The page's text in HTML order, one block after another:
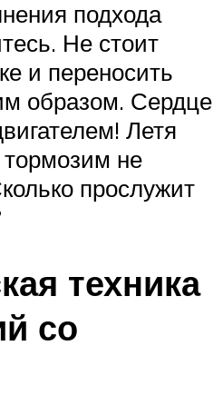
подхода
Не стоит
и переносить
образом. Сердце
Летя
не
прослужит
техника
со